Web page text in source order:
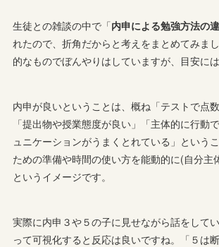
生徒との雑談の中で「内申による勉強方法の
れたので、折角だからと考えをまとめてみま
的なものでぼんやりはしていますが、目安には
内申が良いということは、概ね「テストで点
「提出物や授業態度が良い」「主体的に行動
ュニケーションがうまくとれている」という
ための準備や時間の使い方を能動的に(自分主
というイメージです。
実際に内申３や５の子に見せながら話をして
って可視化すると反応は良いですね。「５は